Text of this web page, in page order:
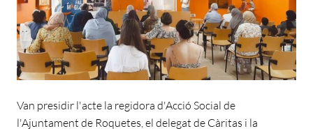
Van presidir l'acte la regidora d'Acció Social de
l'Ajuntament de Roquetes, el delegat de Càritas i la